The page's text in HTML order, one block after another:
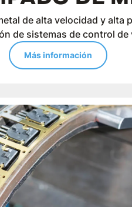
de alta velocidad y alta
de sistemas de control de
Más información